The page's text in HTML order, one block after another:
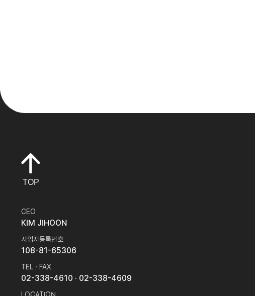
TOP
CEO
KIM JIHOON
사업자등록번호
108-81-65306
TEL · FAX
02-338-4610 · 02-338-4609